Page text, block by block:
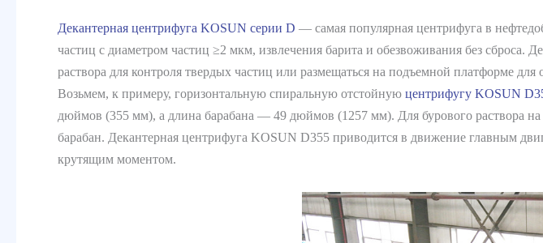
Декантерная центрифуга KOSUN серии D — самая популярная центрифуга в
частиц с диаметром частиц ≥2 мкм, извлечения барита и обезвоживания без сброса.
раствора для контроля твердых частиц или размещаться на подъемной платформе для
Возьмем, к примеру, горизонтальную спиральную отстойную центрифугу KOSUN
дюймов (355 мм), а длина барабана — 49 дюймов (1257 мм). Для бурового раствора
барабан. Декантерная центрифуга KOSUN D355 приводится в движение главным
крутящим моментом.